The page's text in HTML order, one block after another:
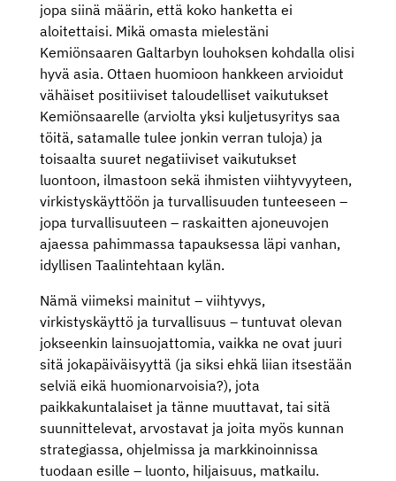
jopa siinä määrin, että koko hanketta ei
aloitettaisi. Mikä omasta mielestäni
Kemiönsaaren Galtarbyn louhoksen kohdalla olisi
hyvä asia. Ottaen huomioon hankkeen arvioidut
vähäiset positiiviset taloudelliset vaikutukset
Kemiönsaarelle (arviolta yksi kuljetusyritys saa
töitä, satamalle tulee jonkin verran tuloja) ja
toisaalta suuret negatiiviset vaikutukset
luontoon, ilmastoon sekä ihmisten viihtyvyyteen,
virkistyskäyttöön ja turvallisuuden tunteeseen –
jopa turvallisuuteen – raskaitten ajoneuvojen
ajaessa pahimmassa tapauksessa läpi vanhan,
idyllisen Taalintehtaan kylän.
Nämä viimeksi mainitut – viihtyvys,
virkistyskäyttö ja turvallisuus – tuntuvat olevan
jokseenkin lainsuojattomia, vaikka ne ovat juuri
sitä jokapäiväisyyttä (ja siksi ehkä liian itsestään
selviä eikä huomionarvoisia?), jota
paikkakuntalaiset ja tänne muuttavat, tai sitä
suunnittelevat, arvostavat ja joita myös kunnan
strategiassa, ohjelmissa ja markkinoinnissa
tuodaan esille – luonto, hiljaisuus, matkailu.